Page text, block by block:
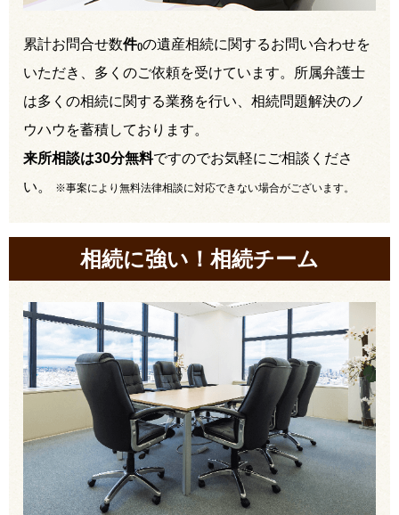
累計お問合せ数件()の遺産相続に関するお問い合わせを
いただき、多くのご依頼を受けています。所属弁護士
は多くの相続に関する業務を行い、相続問題解決のノ
ウハウを蓄積しております。
来所相談は30分無料ですのでお気軽にご相談くださ
い。
※事案により無料法律相談に対応できない場合がございます。
相続に強い！相続チーム